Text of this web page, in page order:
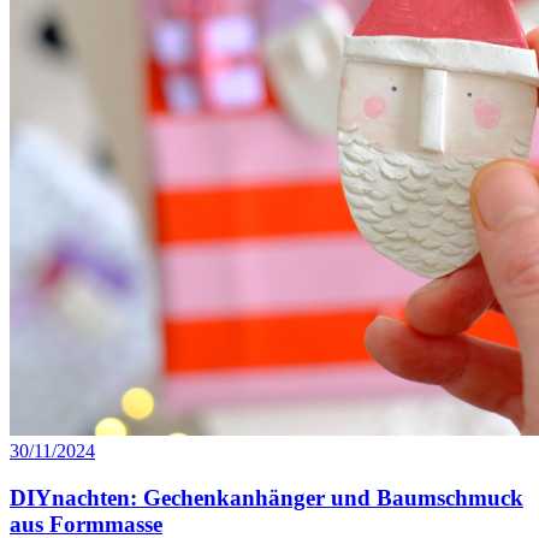
30/11/2024
DIYnachten: Gechenkanhänger und Baumschmuck
aus Formmasse